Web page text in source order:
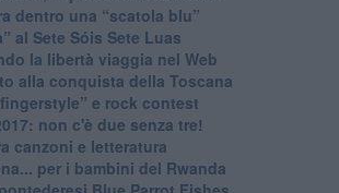
dentro una “scatola blu”
al Sete Sóis Sete Luas
la libertà viaggia nel Web
alla conquista della Toscana
e rock contest
non c'è due senza tre!
canzoni e letteratura
per i bambini del Rwanda